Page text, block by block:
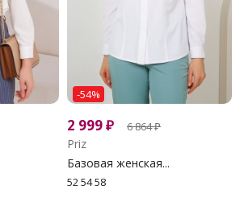
-54%
2 999₽ 6 864₽
Priz
Базовая женская...
52 54 58